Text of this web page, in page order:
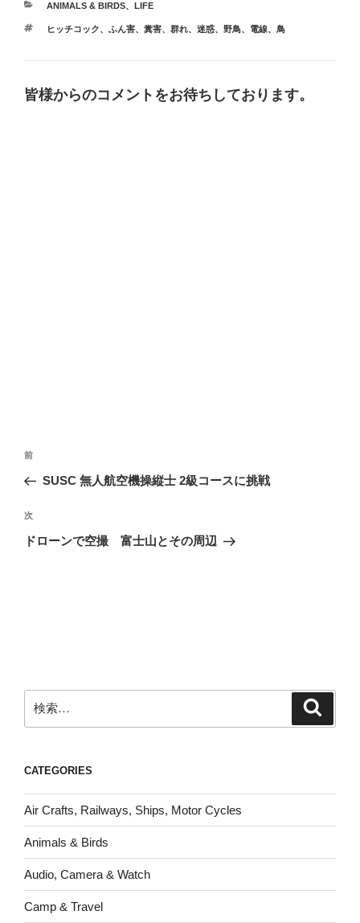
カ
ゴ
ANIMALS & BIRDS、 LIFE
タ
ヒッチコック、 ふん害、 糞害、 群れ、 迷惑、 野鳥、 電線、 鳥
皆様からのコメントをお待ちしております。
投
ナ
ビ
ゲ
前
の
稿
前
SUSC 無人航空機操縦士 2級コースに挑戦
次
の
次
ドローンで空撮 富士山とその周辺
索:
CATEGORIES
Air Crafts, Railways, Ships, Motor Cycles
Animals & Birds
Audio, Camera & Watch
Camp & Travel